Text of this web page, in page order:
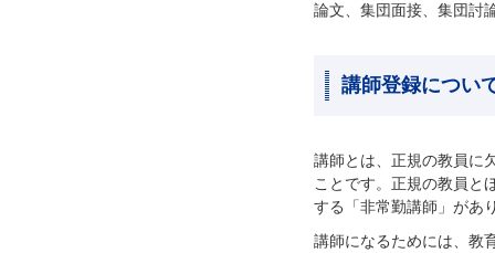
論文、集団面接、集団討
講師登録につい
講師とは、正規の教員に
ことです。正規の教員と
する「非常勤講師」があ
講師になるためには、教